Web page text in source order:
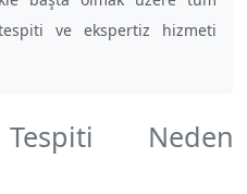
ve ekspertiz hizmeti
Neden